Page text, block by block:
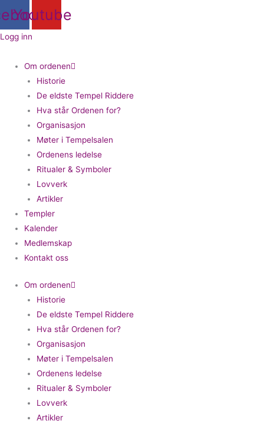
rett
til
Youtube
Logg inn
Om ordenen
Historie
De eldste Tempel Riddere
Hva står Ordenen for?
Organisasjon
Møter i Tempelsalen
Ordenens ledelse
Ritualer & Symboler
Lovverk
Artikler
Templer
Kalender
Medlemskap
Kontakt oss
Om ordenen
Historie
De eldste Tempel Riddere
Hva står Ordenen for?
Organisasjon
Møter i Tempelsalen
Ordenens ledelse
Ritualer & Symboler
Lovverk
Artikler